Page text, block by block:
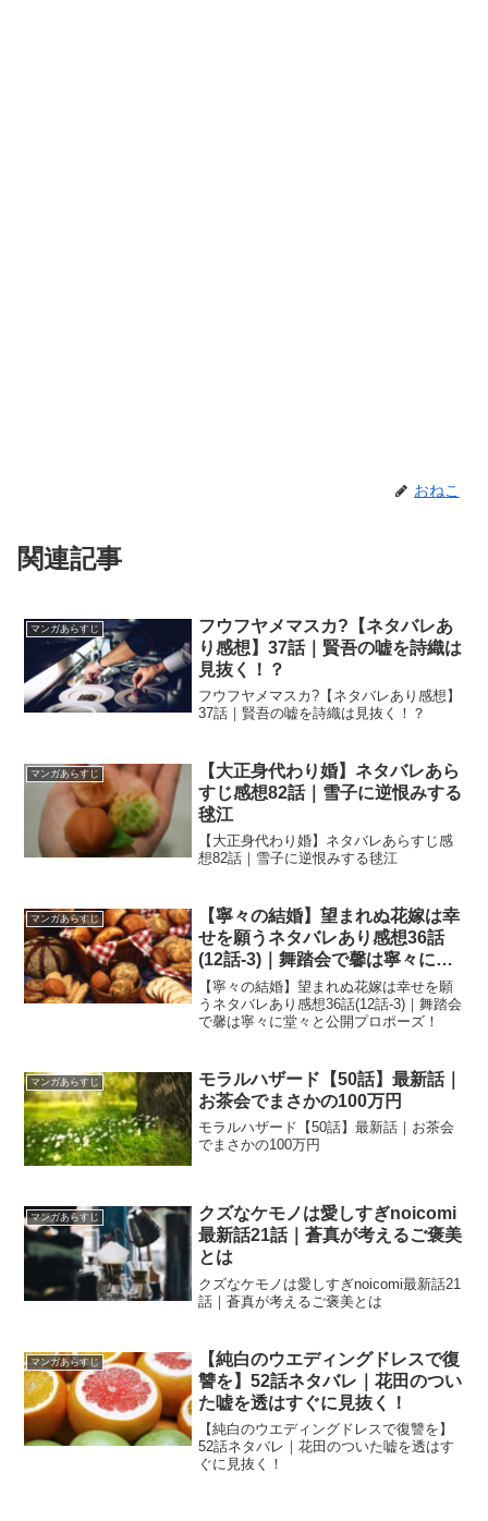
おねこ
関連記事
マンガあらすじ
フウフヤメマスカ?【ネタバレあ
り感想】37話｜賢吾の嘘を詩織は
見抜く！？
フウフヤメマスカ?【ネタバレあり感想】
37話｜賢吾の嘘を詩織は見抜く！？
マンガあらすじ
【大正身代わり婚】ネタバレあら
すじ感想82話｜雪子に逆恨みする
毬江
【大正身代わり婚】ネタバレあらすじ感
想82話｜雪子に逆恨みする毬江
マンガあらすじ
【寧々の結婚】望まれぬ花嫁は幸
せを願うネタバレあり感想36話
(12話-3)｜舞踏会で馨は寧々に
堂々と公開プロポーズ！
【寧々の結婚】望まれぬ花嫁は幸せを願
うネタバレあり感想36話(12話-3)｜舞踏会
で馨は寧々に堂々と公開プロポーズ！
マンガあらすじ
モラルハザード【50話】最新話｜
お茶会でまさかの100万円
モラルハザード【50話】最新話｜お茶会
でまさかの100万円
マンガあらすじ
クズなケモノは愛しすぎnoicomi
最新話21話｜蒼真が考えるご褒美
とは
クズなケモノは愛しすぎnoicomi最新話21
話｜蒼真が考えるご褒美とは
マンガあらすじ
【純白のウエディングドレスで復
讐を】52話ネタバレ｜花田のつい
た嘘を透はすぐに見抜く！
【純白のウエディングドレスで復讐を】
52話ネタバレ｜花田のついた嘘を透はす
ぐに見抜く！